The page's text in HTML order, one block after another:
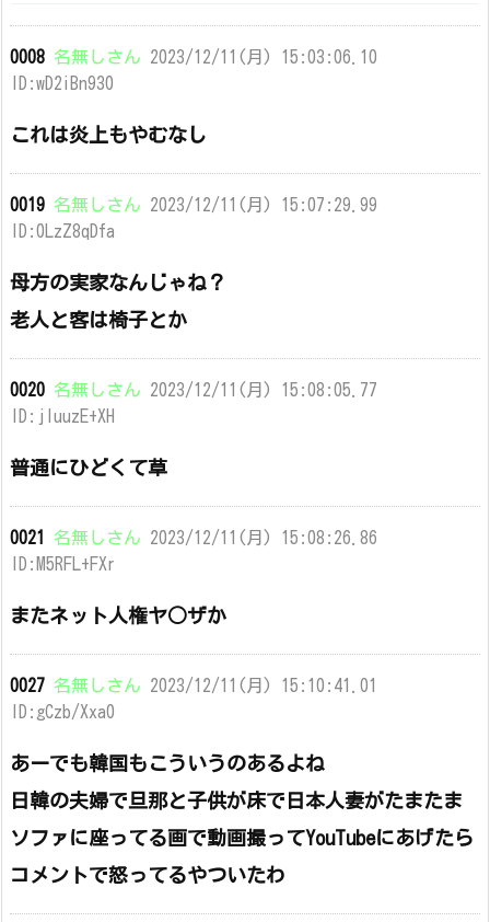
0008 名無しさん 2023/12/11(月) 15:03:06.10
ID:wD2iBn930
これは炎上もやむなし
0019 名無しさん 2023/12/11(月) 15:07:29.99
ID:0LzZ8qDfa
母方の実家なんじゃね？
老人と客は椅子とか
0020 名無しさん 2023/12/11(月) 15:08:05.77
ID:jluuzE+XH
普通にひどくて草
0021 名無しさん 2023/12/11(月) 15:08:26.86
ID:M5RFL+FXr
またネット人権ヤ○ザか
0027 名無しさん 2023/12/11(月) 15:10:41.01
ID:gCzb/Xxa0
あーでも韓国もこういうのあるよね
日韓の夫婦で旦那と子供が床で日本人妻がたまたま
ソファに座ってる画で動画撮ってYouTubeにあげたら
コメントで怒ってるやついたわ